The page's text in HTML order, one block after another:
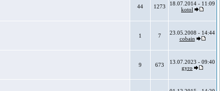
44 1273
18.07.2014 - 11:09
kotol
1 7
23.05.2008 - 14:44
cobain
9 673
13.07.2023 - 09:40
gyro